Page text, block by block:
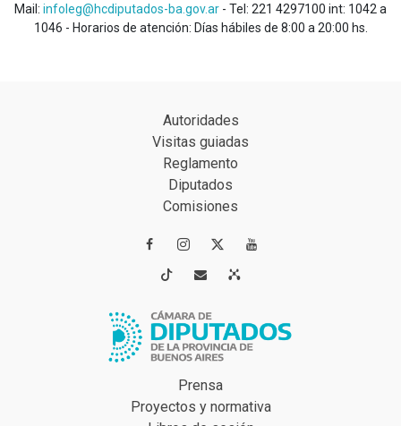
Mail: infoleg@hcdiputados-ba.gov.ar - Tel: 221 4297100 int: 1042 a
1046 - Horarios de atención: Días hábiles de 8:00 a 20:00 hs.
Autoridades
Visitas guiadas
Reglamento
Diputados
Comisiones
 
 
Prensa
Proyectos y normativa